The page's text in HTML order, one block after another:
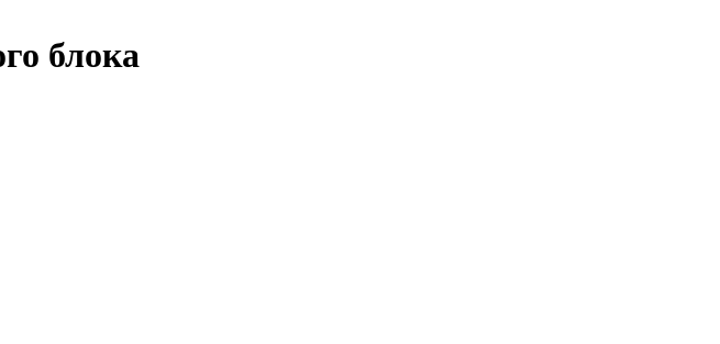
блока